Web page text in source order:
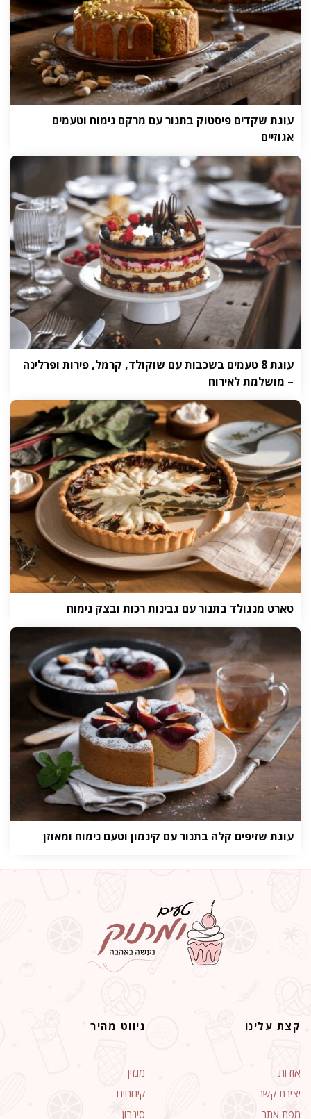
עוגת שקדים פיסטוק בתנור עם מרקם נימוח וטעמים
אגוזיים
עוגת 8 טעמים בשכבות עם שוקולד, קרמל, פירות ופרלינה
– מושלמת לאירוח
טארט מנגולד בתנור עם גבינות רכות ובצק נימוח
עוגת שזיפים קלה בתנור עם קינמון וטעם נימוח ומאוזן
קצת עלינו
אודות
יצירת קשר
מפת אתר
ניווט מהיר
מגזין
קינוחים
סינבון